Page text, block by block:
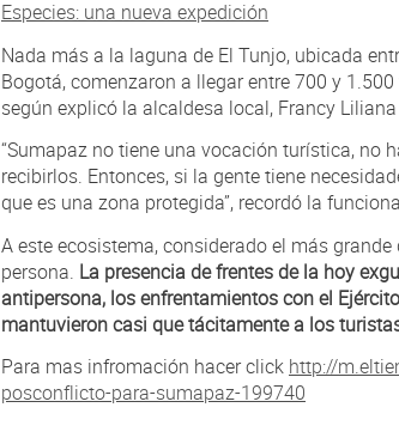
Especies: una nueva expedición
Nada más a la laguna de El Tunjo, ubicada
Bogotá, comenzaron a llegar entre 700 y
según explicó la alcaldesa local, Francy
“Sumapaz no tiene una vocación turística, no
recibirlos. Entonces, si la gente tiene
que es una zona protegida”, recordó la
A este ecosistema, considerado el más
persona. La presencia de frentes de la hoy
antipersona, los enfrentamientos con el
mantuvieron casi que tácitamente a los
Para mas infromación hacer click http://
posconflicto-para-sumapaz-199740